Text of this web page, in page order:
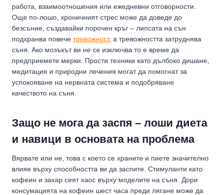
работа, взаимоотношения или ежедневни отговорности.
Още по-лошо, хроничният стрес може да доведе до
безсъние, създавайки порочен кръг – липсата на сън
подхранва повече тревожност, а тревожността затруднява
съня. Ако мозъкът ви не се изключва то е време да
предприемете мерки. Прости техники като дълбоко дишане,
медитация и природни лечения могат да помогнат за
успокояване на нервната система и подобряване
качеството на съня.
Защо не мога да заспя – лоши диета
и навици в основата на проблема
Вярвате или не, това с което се храните и пиете значително
влияе върху способността ви да заспите. Стимуланти като
кофеин и захар сеят хаос върху моделите на съня. Дори
консумацията на кофеин шест часа преди лягане може да